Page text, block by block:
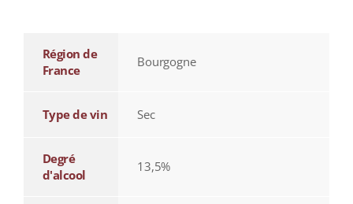
Région de
France
Bourgogne
Type de vin Sec
Degré
d'alcool
13,5%